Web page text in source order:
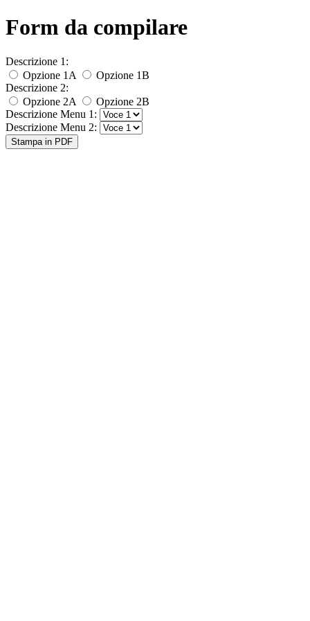
Form da compilare
Descrizione 1:
Opzione 1A
Opzione 1B
Descrizione 2:
Opzione 2A
Opzione 2B
Descrizione Menu 1:
Descrizione Menu 2:
Stampa in PDF